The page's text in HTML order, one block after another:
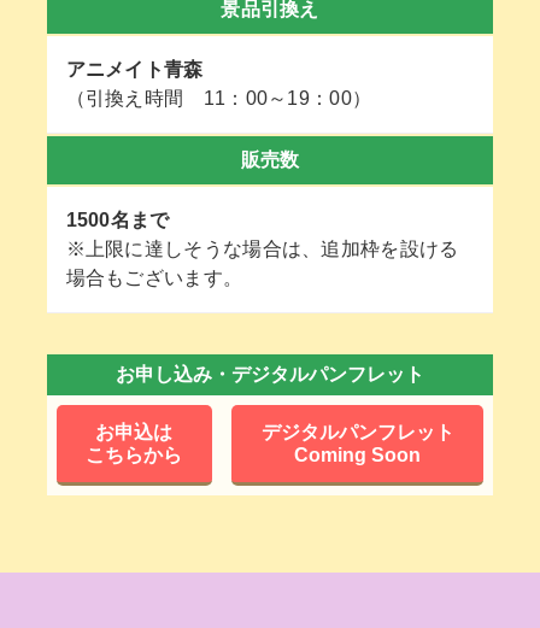
景品引換え
アニメイト青森
（引換え時間 11：00～19：00）
販売数
1500名まで
※上限に達しそうな場合は、追加枠を設ける
場合もございます。
お申し込み・デジタルパンフレット
お申込は
こちらから
デジタルパンフレット
Coming Soon